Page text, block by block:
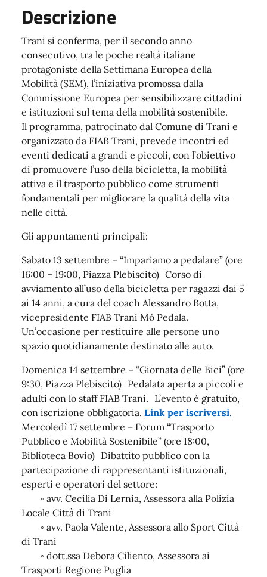
Descrizione
Trani si conferma, per il secondo anno
consecutivo, tra le poche realtà italiane
protagoniste della Settimana Europea della
Mobilità (SEM), l’iniziativa promossa dalla
Commissione Europea per sensibilizzare cittadini
e istituzioni sul tema della mobilità sostenibile.
Il programma, patrocinato dal Comune di Trani e
organizzato da FIAB Trani, prevede incontri ed
eventi dedicati a grandi e piccoli, con l’obiettivo
di promuovere l’uso della bicicletta, la mobilità
attiva e il trasporto pubblico come strumenti
fondamentali per migliorare la qualità della vita
nelle città.
Gli appuntamenti principali:
Sabato 13 settembre – “Impariamo a pedalare” (ore
16:00 – 19:00, Piazza Plebiscito) Corso di
avviamento all’uso della bicicletta per ragazzi dai 5
ai 14 anni, a cura del coach Alessandro Botta,
vicepresidente FIAB Trani Mò Pedala.
Un’occasione per restituire alle persone uno
spazio quotidianamente destinato alle auto.
Domenica 14 settembre – “Giornata delle Bici” (ore
9:30, Piazza Plebiscito) Pedalata aperta a piccoli e
adulti con lo staff FIAB Trani. L’evento è gratuito,
con iscrizione obbligatoria. Link per iscriversi.
Mercoledì 17 settembre – Forum “Trasporto
Pubblico e Mobilità Sostenibile” (ore 18:00,
Biblioteca Bovio) Dibattito pubblico con la
partecipazione di rappresentanti istituzionali,
esperti e operatori del settore:
◦ avv. Cecilia Di Lernia, Assessora alla Polizia
Locale Città di Trani
◦ avv. Paola Valente, Assessora allo Sport Città
di Trani
◦ dott.ssa Debora Ciliento, Assessora ai
Trasporti Regione Puglia